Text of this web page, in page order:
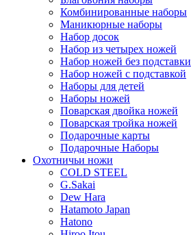
Комбинированные наборы
Маникюрные наборы
Набор досок
Набор из четырех ножей
Набор ножей без подставки
Набор ножей с подставкой
Наборы для детей
Наборы ножей
Поварская двойка ножей
Поварская тройка ножей
Подарочные карты
Подарочные Наборы
Охотничьи ножи
COLD STEEL
G.Sakai
Dew Hara
Hatamoto Japan
Hatono